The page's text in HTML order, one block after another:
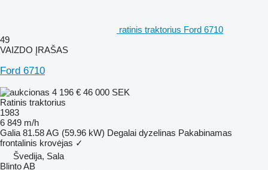
ratinis traktorius Ford 6710
49
VAIZDO ĮRAŠAS
Ford 6710
4 196 € 46 000 SEK
Ratinis traktorius
1983
6 849 m/h
Galia 81.58 AG (59.96 kW) Degalai dyzelinas Pakabinamas
frontalinis krovėjas ✓
Švedija, Sala
Blinto AB